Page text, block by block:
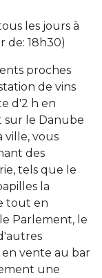
les jours à
de: 18h30)
proches
de vins
d'2 h en
sur le Danube
ville, vous
des
tels que le
la
tout en
Parlement, le
en vente au bar
une